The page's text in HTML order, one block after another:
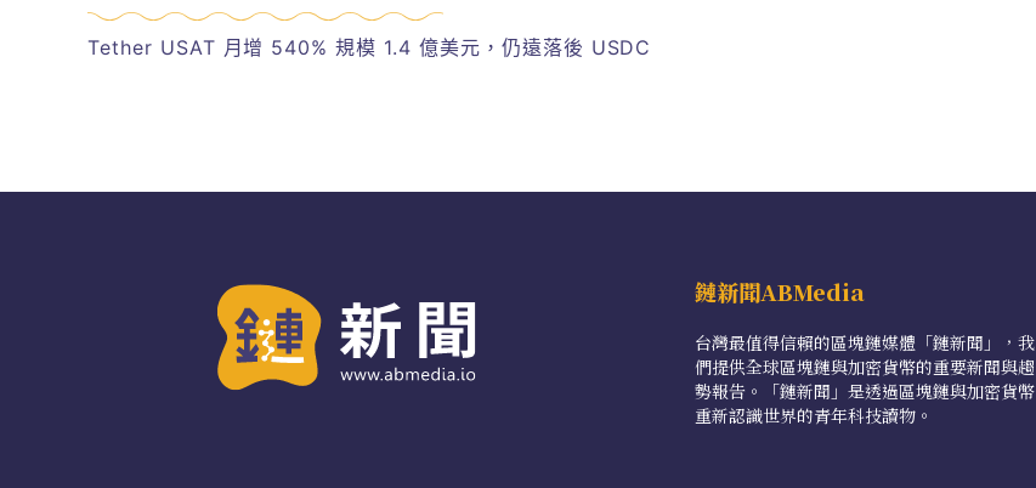
Tether USAT 月增 540% 規模 1.4 億美元，仍遠落後 USDC
鏈新聞ABMedia
台灣最值得信賴的區塊鏈媒體「鏈新聞」，我
們提供全球區塊鏈與加密貨幣的重要新聞與趨
勢報告。「鏈新聞」是透過區塊鏈與加密貨幣
重新認識世界的青年科技讀物。